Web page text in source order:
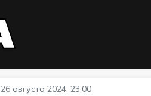
26 августа 2024, 23:00